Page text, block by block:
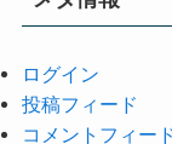
ログイン
投稿フィード
コメントフィー